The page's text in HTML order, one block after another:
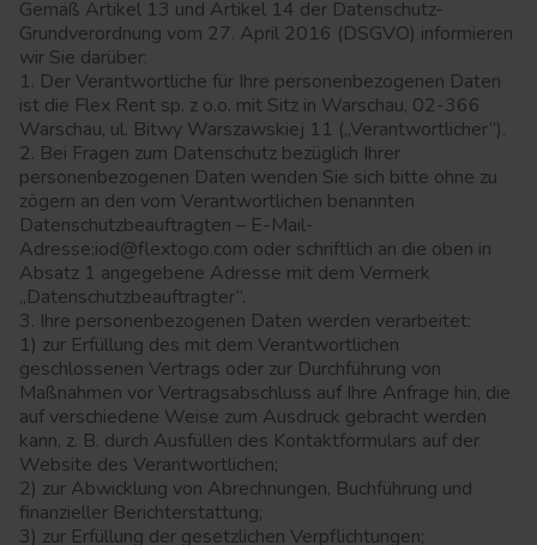
Gemäß Artikel 13 und Artikel 14 der Datenschutz-
Grundverordnung vom 27. April 2016 (DSGVO) informieren
wir Sie darüber:
1. Der Verantwortliche für Ihre personenbezogenen Daten
ist die Flex Rent sp. z o.o. mit Sitz in Warschau, 02-366
Warschau, ul. Bitwy Warszawskiej 11 („Verantwortlicher“).
2. Bei Fragen zum Datenschutz bezüglich Ihrer
personenbezogenen Daten wenden Sie sich bitte ohne zu
zögern an den vom Verantwortlichen benannten
Datenschutzbeauftragten – E-Mail-
Adresse:iod@flextogo.com oder schriftlich an die oben in
Absatz 1 angegebene Adresse mit dem Vermerk
„Datenschutzbeauftragter“.
3. Ihre personenbezogenen Daten werden verarbeitet:
1) zur Erfüllung des mit dem Verantwortlichen
geschlossenen Vertrags oder zur Durchführung von
Maßnahmen vor Vertragsabschluss auf Ihre Anfrage hin, die
auf verschiedene Weise zum Ausdruck gebracht werden
kann, z. B. durch Ausfüllen des Kontaktformulars auf der
Website des Verantwortlichen;
2) zur Abwicklung von Abrechnungen, Buchführung und
finanzieller Berichterstattung;
3) zur Erfüllung der gesetzlichen Verpflichtungen;